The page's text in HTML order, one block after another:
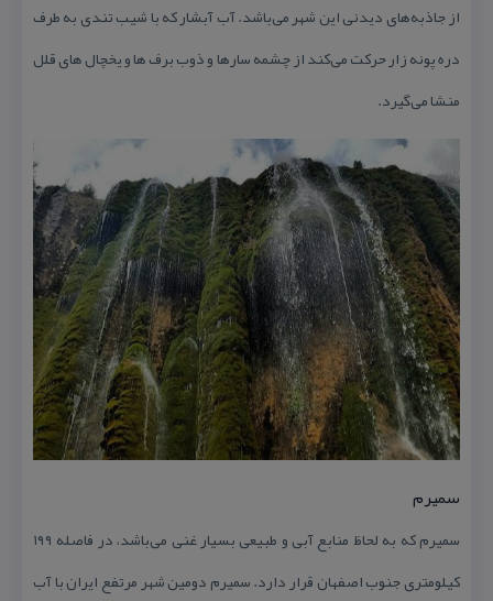
از جاذبه‌های دیدنی این شهر می‌باشد. آب آبشار كه با شیب تندی به طرف
دره پونه زار حركت می‌كند از چشمه سارها و ذوب برف ها و یخچال های قلل
منشا می‌گیرد.
سمیرم
سمیرم كه به لحاظ منابع آبی و طبیعی بسیار غنی می‌باشد، در فاصله ۱۹۹
كیلومتری جنوب اصفهان قرار دارد. سمیرم دومین شهر مرتفع ایران با آب